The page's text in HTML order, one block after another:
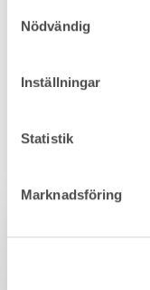
Nödvändig
Inställningar
Statistik
Marknadsföring